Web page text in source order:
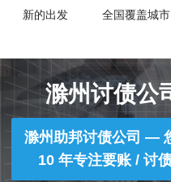
新的出发 全国覆盖城市
滁州讨债公
滁州助邦讨债公司 —
10 年专注要账 / 讨